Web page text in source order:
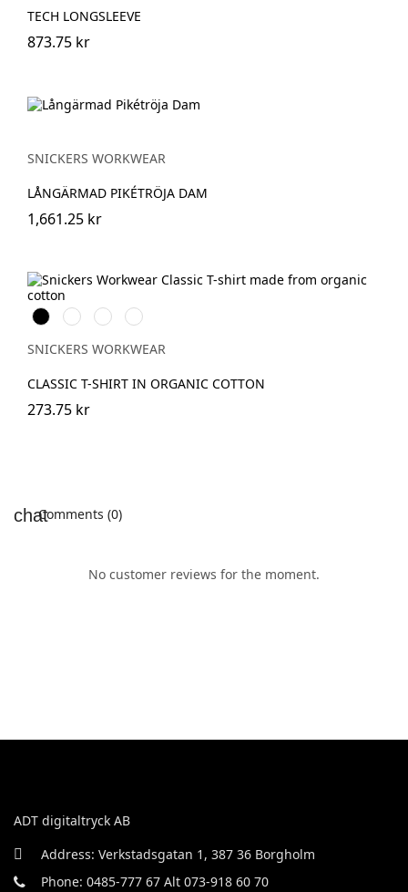
TECH LONGSLEEVE
873.75 kr
SNICKERS WORKWEAR
LÅNGÄRMAD PIKÉTRÖJA DAM
1,661.25 kr
Svart Vit StålgråMarinblå
SNICKERS WORKWEAR
CLASSIC T-SHIRT IN ORGANIC COTTON
273.75 kr
Comments (0)
No customer reviews for the moment.
ADT digitaltryck AB
Address: Verkstadsgatan 1, 387 36 Borgholm
Phone: 0485-777 67 Alt 073-918 60 70